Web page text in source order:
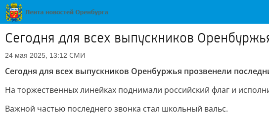
Сегодня для всех выпускников
24 мая 2025, 13:12 СМИ
Сегодня для всех выпускников Оренбуржья прозвенели
На торжественных линейках поднимали российский флаг и
Важной частью последнего звонка стал школьный вальс.